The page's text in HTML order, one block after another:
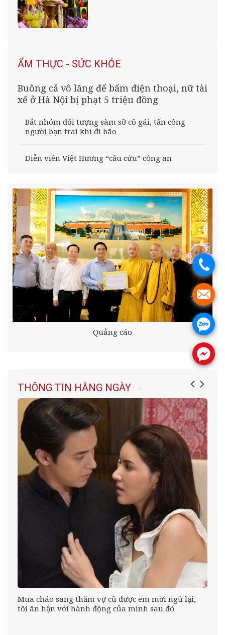
ẨM THỰC - SỨC KHỎE
Buông cả vô lăng để bấm điện thoại, nữ tài
xế ở Hà Nội bị phạt 5 triệu đồng
Bắt nhóm đối tượng sàm sỡ cô gái, tấn công
người bạn trai khi đi bão
Diễn viên Việt Hương “cầu cứu” công an
Quảng cáo
THÔNG TIN HẰNG NGÀY
Mua cháo sang thăm vợ cũ được em mời ngủ lại,
tôi ân hận với hành động của mình sau đó
.
.
.
.